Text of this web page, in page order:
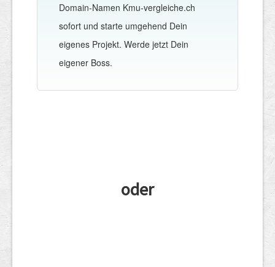
Domain-Namen Kmu-vergleiche.ch
sofort und starte umgehend Dein
eigenes Projekt. Werde jetzt Dein
eigener Boss.
oder